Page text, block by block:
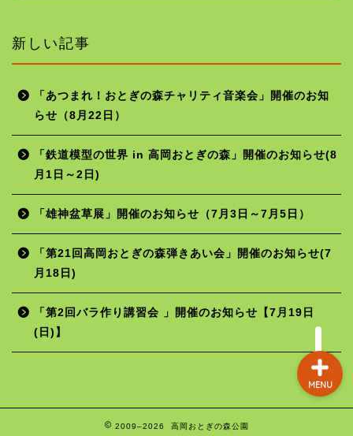
新しい記事
「あつまれ！おとぎの森チャリティ音楽会」開催のお知
らせ（8月22日）
「鉄道模型の世界 in 高岡おとぎの森」開催のお知らせ(8
月1日～2日)
「雄神盆草展」開催のお知らせ（7月3日～7月5日）
「第21回高岡おとぎの森弾きあい会」開催のお知らせ(7
月18日)
「第2回バラ作り講習会 」開催のお知らせ【7月19日
(日)】
2009–2026 高岡おとぎの森公園
MENU
ホーム
年間行事予定
施設の使用料